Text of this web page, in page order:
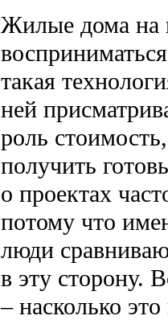
Жилые дома на
такая
ней
роль
получить
о проектах
потому что
люди
в эту сторону.
– насколько